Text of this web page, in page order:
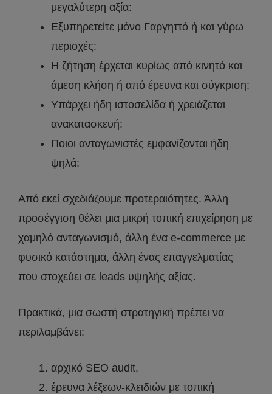
μεγαλύτερη αξία:
Εξυπηρετείτε μόνο Γαργηττό ή και γύρω
περιοχές:
Η ζήτηση έρχεται κυρίως από κινητό και
άμεση κλήση ή από έρευνα και σύγκριση:
Υπάρχει ήδη ιστοσελίδα ή χρειάζεται
ανακατασκευή:
Ποιοι ανταγωνιστές εμφανίζονται ήδη
ψηλά:
Από εκεί σχεδιάζουμε προτεραιότητες. Άλλη
προσέγγιση θέλει μια μικρή τοπική επιχείρηση με
χαμηλό ανταγωνισμό, άλλη ένα e-commerce με
φυσικό κατάστημα, άλλη ένας επαγγελματίας
που στοχεύει σε leads υψηλής αξίας.
Πρακτικά, μια σωστή στρατηγική πρέπει να
περιλαμβάνει:
αρχικό SEO audit,
έρευνα λέξεων-κλειδιών με τοπική